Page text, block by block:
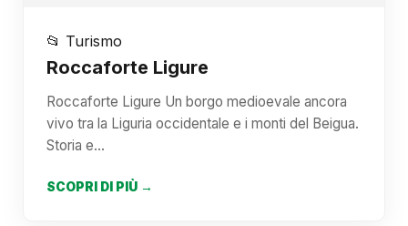
📂 Turismo
Roccaforte Ligure
Roccaforte Ligure Un borgo medioevale ancora
vivo tra la Liguria occidentale e i monti del Beigua.
Storia e…
SCOPRI DI PIÙ →